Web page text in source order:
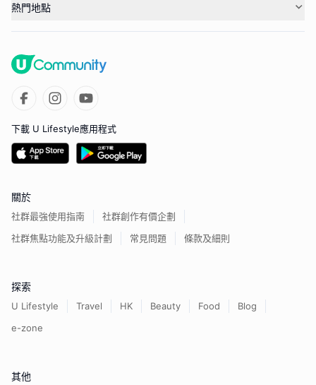
熱門地點
下載 U Lifestyle應用程式
關於
社群最強使用指南
社群創作有價企劃
社群焦點功能及升級計劃
常見問題 條款及細則
探索
U Lifestyle Travel HK Beauty Food
Blog
e-zone
其他